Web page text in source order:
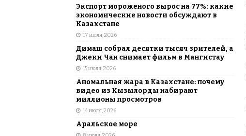
Экспорт мороженого вырос на 77%: какие
экономические новости обсуждают в
Казахстане
17 июля, 2026
Димаш собрал десятки тысяч зрителей, а
Джеки Чан снимает фильм в Мангистау
15 июля, 2026
Аномальная жара в Казахстане: почему
видео из Кызылорды набирают
миллионы просмотров
14 июля, 2026
Аральское море